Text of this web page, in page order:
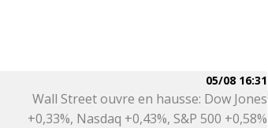
05/08 16:31
Wall Street ouvre en hausse: Dow Jones
+0,33%, Nasdaq +0,43%, S&P 500 +0,58%